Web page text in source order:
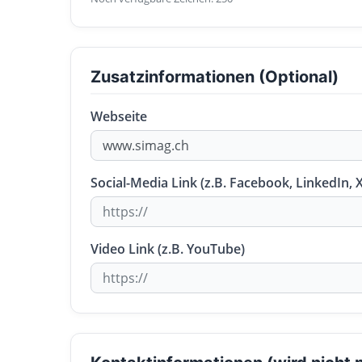
Zusatzinformationen (Optional)
Webseite
Social-Media Link (z.B. Facebook, LinkedIn,
Video Link (z.B. YouTube)